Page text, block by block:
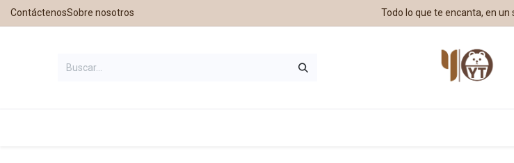
ContáctenosSobre nosotros Todo lo que te encanta, en un